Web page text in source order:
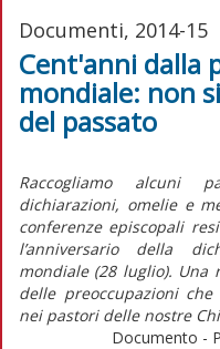
Documenti, 2014-15
Cent'anni dalla
mondiale: non
del passato
Raccogliamo alcuni
dichiarazioni, omelie e
conferenze episcopali
l’anniversario della
mondiale (28 luglio). Una
delle preoccupazioni
nei pastori delle nostre
Documento -